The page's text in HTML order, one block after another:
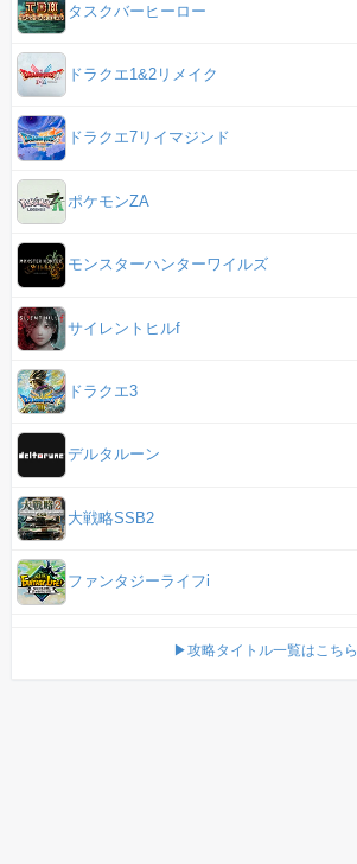
タスクバーヒーロー
ドラクエ1&2リメイク
ドラクエ7リイマジンド
ポケモンZA
モンスターハンターワイルズ
サイレントヒルf
ドラクエ3
デルタルーン
大戦略SSB2
ファンタジーライフi
▶攻略タイトル一覧はこちら